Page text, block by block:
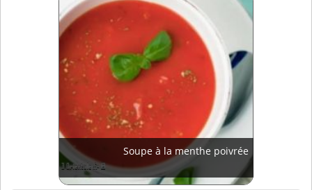
Soupe à la menthe poivrée